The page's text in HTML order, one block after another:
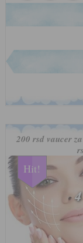
200 rsd vaucer
Hit!
4
4